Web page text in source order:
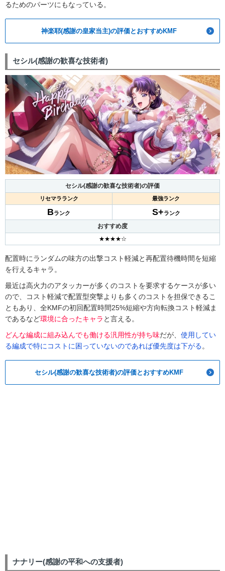
るためのパーツにもなっている。
神楽耶(感謝の皇家当主)の評価とおすすめKMF
セシル(感謝の歓喜な技術者)
セシル(感謝の歓喜な技術者)の評価
リセマラランク 最強ランク
Bランク S+ランク
おすすめ度
★★★★☆
配置時にランダムの味方の出撃コスト軽減と再配置待機時間を短縮
を行えるキャラ。
最近は高火力のアタッカーが多くのコストを要求するケースが多い
ので、コスト軽減で配置型突撃よりも多くのコストを担保できるこ
ともあり、全KMFの初回配置時間25%短縮や方向転換コスト軽減ま
であるなど環境に合ったキャラ と言える。
どんな編成に組み込んでも働ける汎用性が持ち味だが、 使用してい
る編成で特にコストに困っていないのであれば優先度は下がる。
セシル(感謝の歓喜な技術者)の評価とおすすめKMF
ナナリー(感謝の平和への支援者)